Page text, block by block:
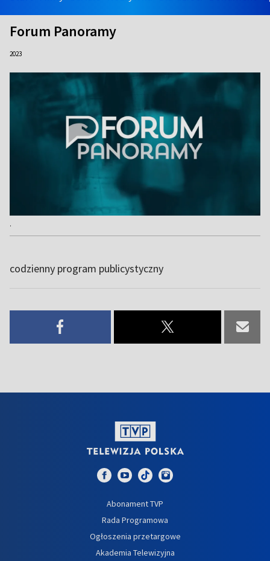
Forum Panoramy
2023
.
codzienny program publicystyczny
Abonament TVP
Rada Programowa
Ogłoszenia przetargowe
Akademia Telewizyjna